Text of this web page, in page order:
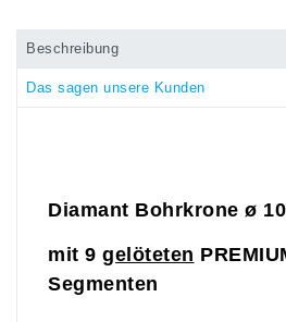
Beschreibung
Das sagen unsere Kunden
Diamant Bohrkrone ø
mit 9 gelöteten
Segmenten